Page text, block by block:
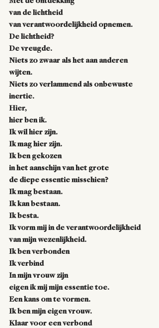
van de lichtheid
van verantwoordelijkheid opnemen.
De lichtheid?
De vreugde.
Niets zo zwaar als het aan anderen
wijten.
Niets zo verlammend als onbewuste
inertie.
Hier,
hier ben ik.
Ik wil hier zijn.
Ik mag hier zijn.
Ik ben gekozen
in het aanschijn van het grote
de diepe essentie misschien?
Ik mag bestaan.
Ik kan bestaan.
Ik besta.
Ik vorm mij in de verantwoordelijkheid
van mijn wezenlijkheid.
Ik ben verbonden
Ik verbind
In mijn vrouw zijn
eigen ik mij mijn essentie toe.
Een kans om te vormen.
Ik ben mijn eigen vrouw.
Klaar voor een verbond